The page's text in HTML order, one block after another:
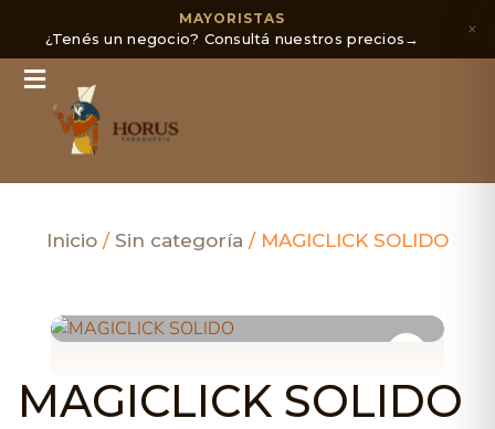
MAYORISTAS
¿Tenés un negocio? Consultá nuestros precios→ ×
Inicio / Sin categoría / MAGICLICK SOLIDO
MAGICLICK SOLIDO